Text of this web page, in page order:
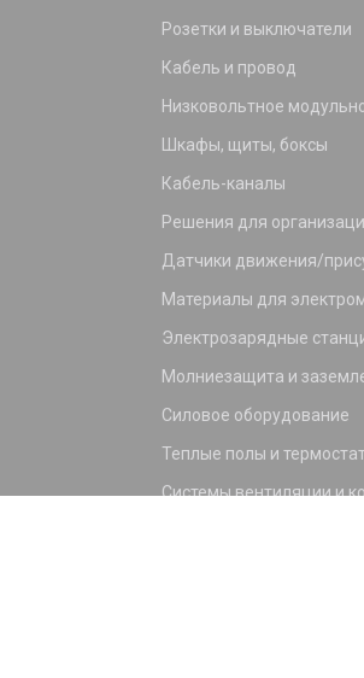
Розетки и выключатели
Кабель и провод
Низковольтное
Шкафы, щиты, боксы
Кабель-каналы
Решения для
Датчики движения/
Материалы для
Электрозарядные
Молниезащита и
Силовое оборудование
Теплые полы и
Системы вентиляции и